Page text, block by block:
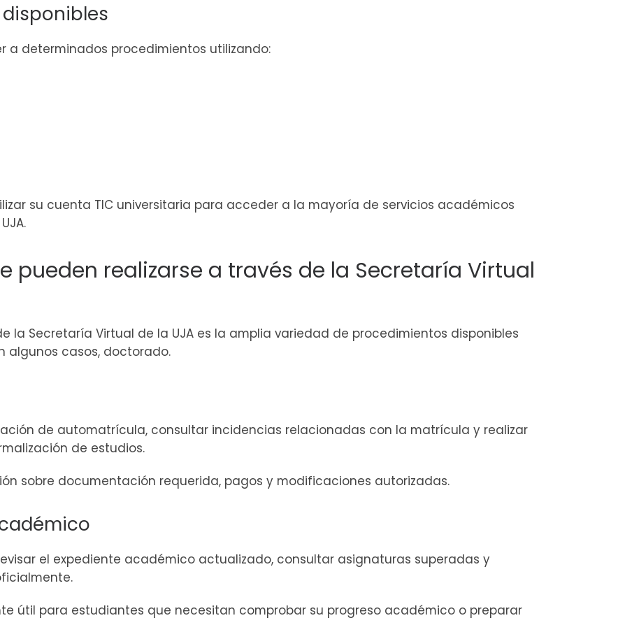
a determinados procedimientos utilizando:
su cuenta TIC universitaria para acceder a la mayoría de servicios académicos
pueden realizarse a través de la Secretaría Virtual
la Secretaría Virtual de la UJA es la amplia variedad de procedimientos disponibles
algunos casos, doctorado.
de automatrícula, consultar incidencias relacionadas con la matrícula y realizar
de estudios.
sobre documentación requerida, pagos y modificaciones autorizadas.
el expediente académico actualizado, consultar asignaturas superadas y
útil para estudiantes que necesitan comprobar su progreso académico o preparar